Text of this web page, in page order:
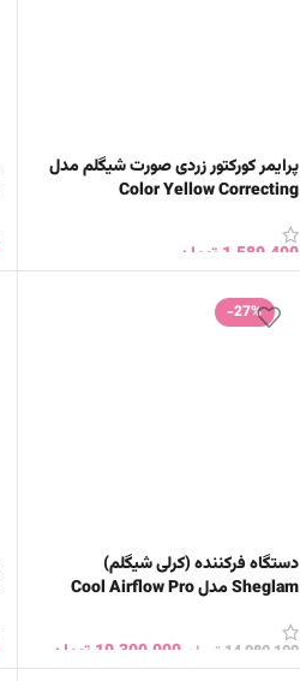
پرایمر کورکتور زردی صورت شیگلم مدل
Color Yellow Correcting
1,589,400 تومان
-27%
دستگاه فرکننده (کرلی شیگلم)
Sheglam مدل Cool Airflow Pro
14,080,100 تومان 10,300,000 تومان